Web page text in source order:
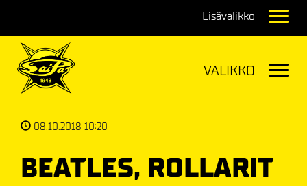
08.10.2018 10:20
BEATLES, ROLLARIT